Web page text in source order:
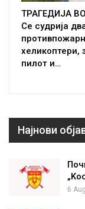
ТРАГЕДИЈА
Се судрија
хеликоптери,
пилот и…
Најнови
6